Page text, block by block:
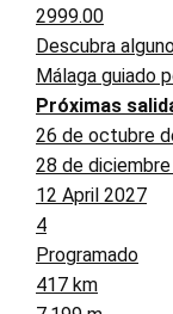
2999.00
Descubra
Málaga guiado
Próximas
26 de octubre
28 de
12 April 2027
4
Programado
417 km